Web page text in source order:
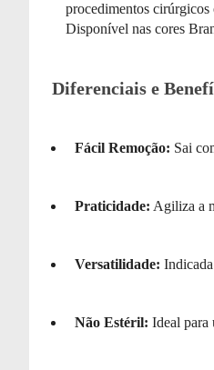
procedimentos cirúrgicos
Disponível nas cores
Diferenciais e
Fácil Remoção: Sai
Praticidade: Agiliza a
Versatilidade:
Não Estéril: Ideal para